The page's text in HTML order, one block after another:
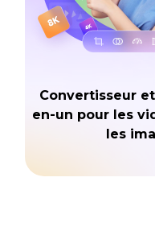
Convertisseur
en-un pour les
les